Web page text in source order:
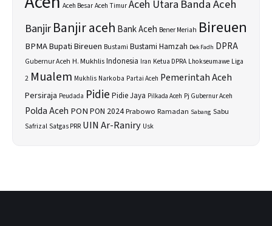
Aceh BesarAceh TimurAceh Utara Banda Aceh
BanjirBanjir aceh Bank Aceh Bener Meriah Bireuen
BPMABupati Bireuen Bustami Bustami Hamzah Dek Fadh DPRA
Gubernur Aceh H. MukhlisIndonesia Iran Ketua DPRA Lhokseumawe Liga
2 Mualem Mukhlis Narkoba Partai Aceh Pemerintah Aceh
Persiraja Peudada Pidie Pidie Jaya Pilkada Aceh Pj Gubernur Aceh
Polda Aceh PON PON 2024Prabowo Ramadan Sabang Sabu
SafrizalSatgas PRR UIN Ar-Raniry Usk